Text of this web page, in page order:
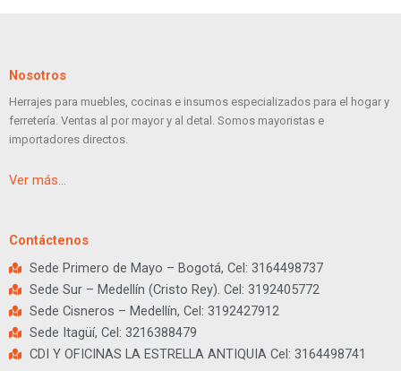
Nosotros
Herrajes para muebles, cocinas e insumos especializados para el hogar y
ferretería. Ventas al por mayor y al detal. Somos mayoristas e
importadores directos.
Ver más…
Contáctenos
Sede Primero de Mayo – Bogotá, Cel: 3164498737
Sede Sur – Medellín (Cristo Rey). Cel: 3192405772
Sede Cisneros – Medellín, Cel: 3192427912
Sede Itagüí, Cel: 3216388479
CDI Y OFICINAS LA ESTRELLA ANTIQUIA Cel: 3164498741